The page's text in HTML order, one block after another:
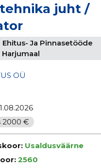
juht /
Ehitus- Ja Pinnasetööde
OÜ
2000 €
Usaldusväärne
2560